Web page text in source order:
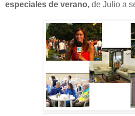
especiales de verano, de Julio a